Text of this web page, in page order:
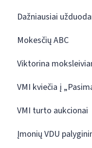
Dažniausiai
Mokesčių ABC
Viktorina
VMI kviečia į
VMI turto aukcionai
Įmonių VDU